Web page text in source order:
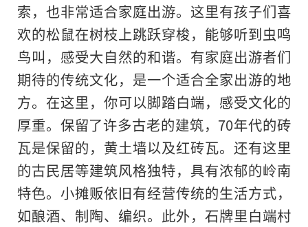
索，也非常适合家庭出游。这里有孩子们喜
欢的松鼠在树枝上跳跃穿梭，能够听到虫鸣
鸟叫，感受大自然的和谐。有家庭出游者们
期待的传统文化，是一个适合全家出游的地
方。在这里，你可以脚踏白端，感受文化的
厚重。保留了许多古老的建筑，70年代的砖
瓦是保留的，黄土墙以及红砖瓦。还有这里
的古民居等建筑风格独特，具有浓郁的岭南
特色。小摊贩依旧有经营传统的生活方式，
如酿酒、制陶、编织。此外，石牌里白端村